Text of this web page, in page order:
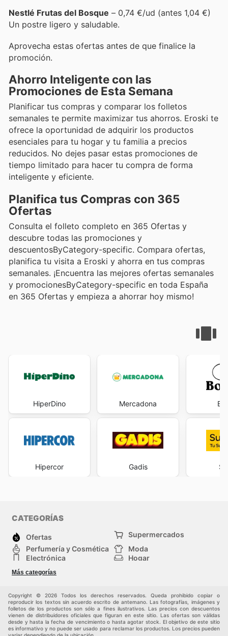
Nestlé Frutas del Bosque – 0,74 €/ud (antes 1,04 €)
Un postre ligero y saludable.
Aprovecha estas ofertas antes de que finalice la
promoción.
Ahorro Inteligente con las
Promociones de Esta Semana
Planificar tus compras y comparar los folletos
semanales te permite maximizar tus ahorros. Eroski te
ofrece la oportunidad de adquirir los productos
esenciales para tu hogar y tu familia a precios
reducidos. No dejes pasar estas promociones de
tiempo limitado para hacer tu compra de forma
inteligente y eficiente.
Planifica tus Compras con 365
Ofertas
Consulta el folleto completo en 365 Ofertas y
descubre todas las promociones y
descuentosByCategory-specific. Compara ofertas,
planifica tu visita a Eroski y ahorra en tus compras
semanales. ¡Encuentra las mejores ofertas semanales
y promocionesByCategory-specific en toda España
en 365 Ofertas y empieza a ahorrar hoy mismo!
HiperDino
Hipercor
Mercadona
Gadis
CATEGORÍAS
Ofertas
Supermercados
Perfumería y Cosmética
Moda
Electrónica
Hogar
Deporte
Juguetes y bebés
Más categorías
Copyright © 2026 Todos los derechos reservados. Queda prohibido copiar o
reproducir los textos sin acuerdo escrito de antemano. Las fotografías, imágenes y
folletos de los productos son sólo a fines ilustrativos. Las precios con descuentos
vienen de distribuidores oficiales que figuran en este sitio. Las ofertas son válidas
desde y hasta la fecha de vencimiento o hasta agotar stock. El objetivo de este sitio
es informativo y no puede ser usado para reclamar los productos. Los precios pueden